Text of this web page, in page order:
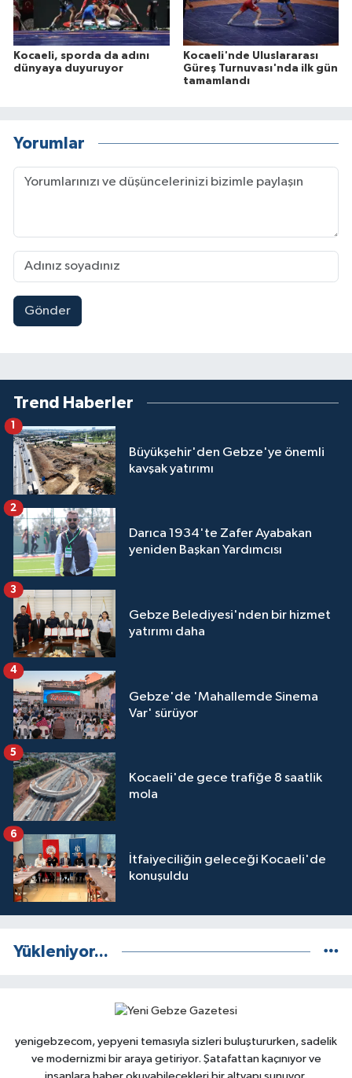
Kocaeli, sporda da adını
dünyaya duyuruyor
Kocaeli'nde Uluslararası
Güreş Turnuvası'nda ilk gün
tamamlandı
Yorumlar
Gönder
Trend Haberler
Büyükşehir'den Gebze'ye önemli
kavşak yatırımı
Darıca 1934'te Zafer Ayabakan
yeniden Başkan Yardımcısı
2
Gebze Belediyesi'nden bir hizmet
yatırımı daha
3
Gebze'de 'Mahallemde Sinema
Var' sürüyor
4
Kocaeli'de gece trafiğe 8 saatlik
mola
5
İtfaiyeciliğin geleceği Kocaeli'de
konuşuldu
6
Yükleniyor...
yenigebzecom, yepyeni temasıyla sizleri buluştururken, sadelik
ve modernizmi bir araya getiriyor. Şatafattan kaçınıyor ve